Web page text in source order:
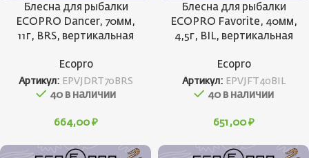
Блесна для рыбалки
ECOPRO Dancer, 70мм,
11г, BRS, вертикальная
Ecopro
Артикул: EPVJDRT70BRS
40 в наличии
664,00 ₽
Блесна для рыбалки
ECOPRO Favorite, 40мм,
4,5г, BIL, вертикальная
Ecopro
Артикул: EPVJFT40BIL
40 в наличии
651,00 ₽